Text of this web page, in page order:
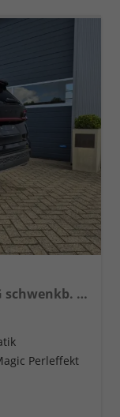
Sportline 1.5 TSI 204PS PHEV DSG schwenkb. AHK elektr. PanoDach HUD Alcantara PDC v+h 360°Kamera CANTON Sound Klimaautomatik Sitzheizung Lenkradheizung Navi Apple CarPlay Android Auto 2xKeyless 19"LM vollelektr. Reichweite 116KM
Perleffekt